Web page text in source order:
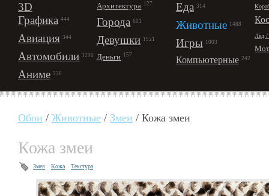
3D
Графика 444
Авиация 344
Автомобили 3296
Аниме 536
Архитектура 127
Города 601
Девушки 1921
Деньги 157
Еда 314
Животные 1488
Игры 1003
Компьютерные 242
Лёд
Обои / Животные / Змеи / Кожа змеи
Кожа змеи
Змея Кожа Текстура